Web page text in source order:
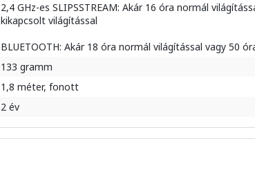
2,4 GHz-es SLIPSSTREAM: Akár 16 óra normál
kikapcsolt világítással
BLUETOOTH: Akár 18 óra normál világítással vagy 50
133 gramm
1,8 méter, fonott
2 év